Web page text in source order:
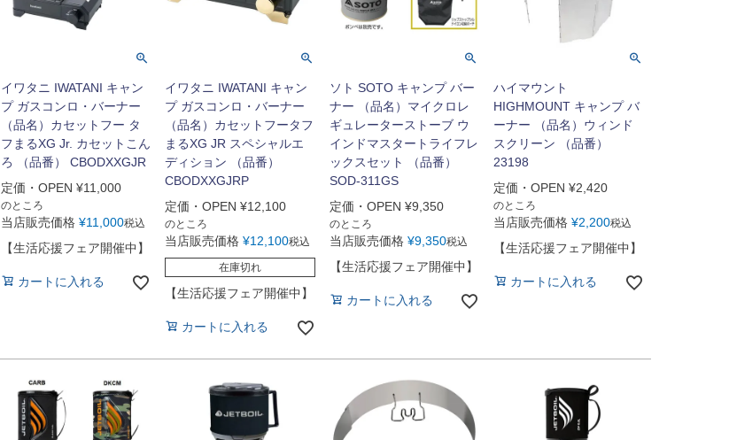
イワタニ IWATANI キャン
プ ガスコンロ・バーナー
（品名）カセットフー タ
フまるXG Jr. カセットこん
ろ （品番） CBODXXGJR
定価・OPEN ¥11,000
のところ
当店販売価格 ¥11,000税込
【生活応援フェア開催中】
カートに入れる
イワタニ IWATANI キャン
プ ガスコンロ・バーナー
（品名）カセットフータフ
まるXG JR スペシャルエ
ディション （品番）
CBODXXGJRP
定価・OPEN ¥12,100
のところ
当店販売価格 ¥12,100税込
在庫切れ
【生活応援フェア開催中】
カートに入れる
ソト SOTO キャンプ バー
ナー （品名）マイクロレ
ギュレーターストーブ ウ
インドマスタートライフレ
ックスセット （品番）
SOD-311GS
定価・OPEN ¥9,350
のところ
当店販売価格 ¥9,350税込
【生活応援フェア開催中】
カートに入れる
ハイマウント
HIGHMOUNT キャンプ バ
ーナー （品名）ウィンド
スクリーン （品番）
23198
定価・OPEN ¥2,420
のところ
当店販売価格 ¥2,200税込
【生活応援フェア開催中】
カートに入れる